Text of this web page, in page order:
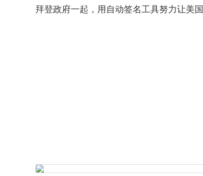
拜登政府一起，用自动签名工具努力让美